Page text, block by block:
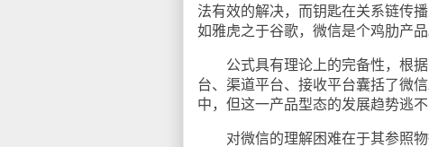
法有效的解决，而钥匙在关系链传
如雅虎之于谷歌，微信是个鸡肋产品
公式具有理论上的完备性，根据
台、渠道平台、接收平台囊括了微
中，但这一产品型态的发展趋势逃不
对微信的理解困难在于其参照物